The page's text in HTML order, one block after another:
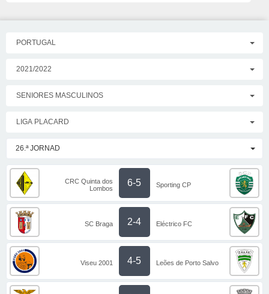
PORTUGAL
2021/2022
SENIORES MASCULINOS
LIGA PLACARD
26.ª JORNAD
CRC Quinta dos
Lombos
6-5 Sporting CP
SC Braga 2-4 Eléctrico FC
Viseu 2001 4-5 Leões de Porto Salvo